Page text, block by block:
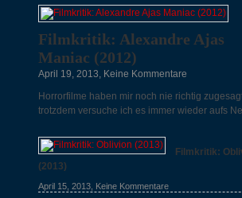
Filmkritik: Alexandre Ajas
Maniac (2012)
April 19, 2013, Keine Kommentare
Horrorfilme haben mir noch nie richtig
trotzdem versuche ich es immer wieder aufs
Filmkritik:
(2013)
April 15, 2013, Keine Kommentare